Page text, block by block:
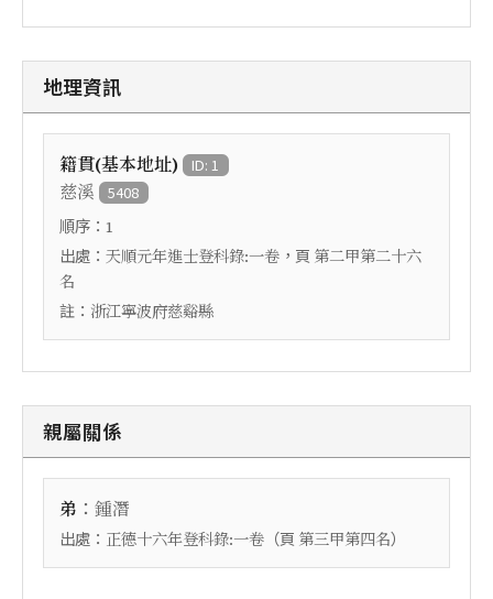
地理資訊
籍貫(基本地址) ID: 1
慈溪 5408
順序： 1
出處： 天順元年進士登科錄:一卷 ，頁 第二甲第二十六
名
註： 浙江寧波府慈谿縣
親屬關係
弟 ： 鍾潛
出處： 正德十六年登科錄:一卷 （頁 第三甲第四名）